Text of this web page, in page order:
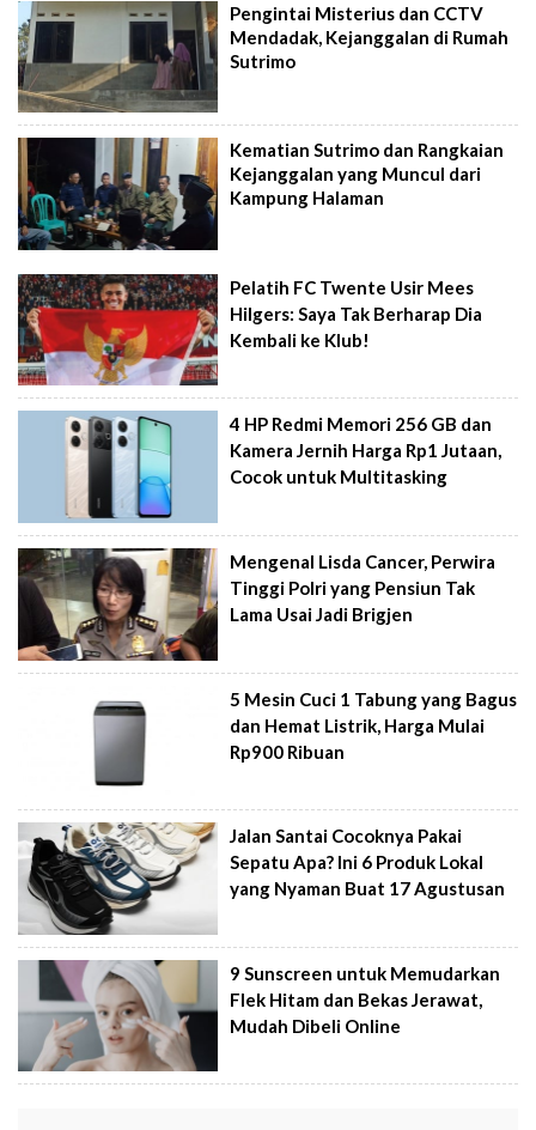
Pengintai Misterius dan CCTV
Mendadak, Kejanggalan di Rumah
Sutrimo
Kematian Sutrimo dan Rangkaian
Kejanggalan yang Muncul dari
Kampung Halaman
Pelatih FC Twente Usir Mees
Hilgers: Saya Tak Berharap Dia
Kembali ke Klub!
4 HP Redmi Memori 256 GB dan
Kamera Jernih Harga Rp1 Jutaan,
Cocok untuk Multitasking
Mengenal Lisda Cancer, Perwira
Tinggi Polri yang Pensiun Tak
Lama Usai Jadi Brigjen
5 Mesin Cuci 1 Tabung yang Bagus
dan Hemat Listrik, Harga Mulai
Rp900 Ribuan
Jalan Santai Cocoknya Pakai
Sepatu Apa? Ini 6 Produk Lokal
yang Nyaman Buat 17 Agustusan
9 Sunscreen untuk Memudarkan
Flek Hitam dan Bekas Jerawat,
Mudah Dibeli Online